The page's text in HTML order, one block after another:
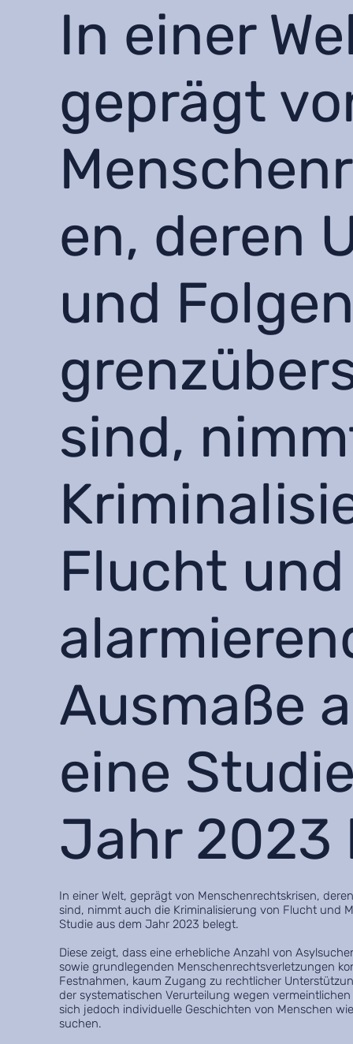
In einer
geprägt
en, deren
und
sind,
Flucht
Ausmaße
eine
Jahr 2023
In einer Welt, geprägt von Menschenrechtskrisen,
sind, nimmt auch die Kriminalisierung von Flucht und
Studie aus dem Jahr 2023 belegt.
Diese zeigt, dass eine erhebliche Anzahl von
sowie grundlegenden Menschenrechtsverletzungen
Festnahmen, kaum Zugang zu rechtlicher
der systematischen Verurteilung wegen
sich jedoch individuelle Geschichten von Menschen
suchen.